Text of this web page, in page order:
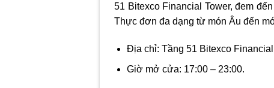
51 Bitexco Financial Tower, đem
Thực đơn đa dạng từ món Âu đến
Địa chỉ: Tầng 51 Bitexco
Giờ mở cửa: 17:00 – 23:00.